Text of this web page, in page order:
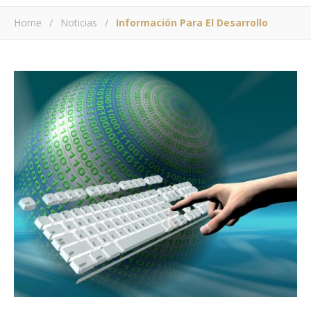
Home / Noticias / Información Para El Desarrollo